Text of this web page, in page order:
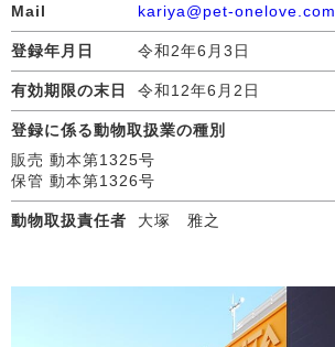
Mail kariya@pet-onelove.com
登録年月日 令和2年6月3日
有効期限の末日 令和12年6月2日
登録に係る動物取扱業の種別
販売 動本第1325号
保管 動本第1326号
動物取扱責任者 大塚 雅之